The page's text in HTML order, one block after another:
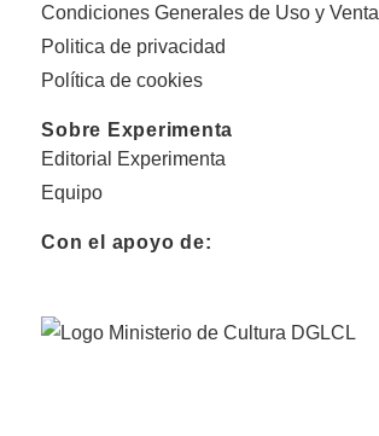
Condiciones Generales de Uso y Venta
Politica de privacidad
Política de cookies
Sobre Experimenta
Editorial Experimenta
Equipo
Con el apoyo de: